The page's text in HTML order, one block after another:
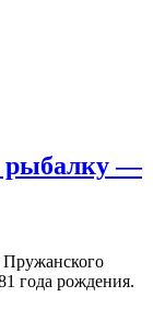
рыбалку —
Пружанского
года рождения.